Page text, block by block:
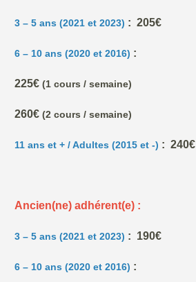
3 – 5 ans (2021 et 2023) : 205€
6 – 10 ans (2020 et 2016) :
225€ (1 cours / semaine)
260€ (2 cours / semaine)
11 ans et + / Adultes (2015 et -) : 240€
Ancien(ne) adhérent(e) :
3 – 5 ans (2021 et 2023) : 190€
6 – 10 ans (2020 et 2016) :